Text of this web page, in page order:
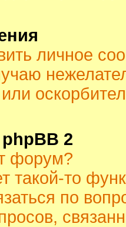
личное
2
форум?
такой-то
по